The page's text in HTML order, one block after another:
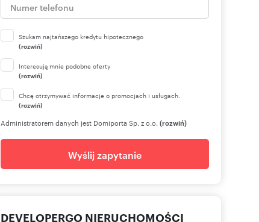
Szukam najtańszego kredytu hipotecznego
(rozwiń)
Interesują mnie podobne oferty
(rozwiń)
Chcę otrzymywać informacje o promocjach i usługach.
(rozwiń)
Administratorem danych jest Domiporta Sp. z o.o. (rozwiń)
Wyślij zapytanie
DEVELOPERGO NIERUCHOMOŚCI